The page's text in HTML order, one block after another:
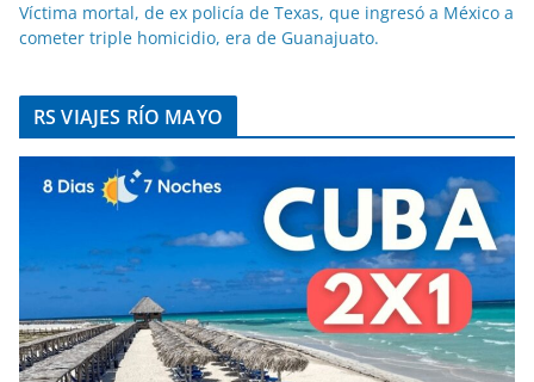
Víctima mortal, de ex policía de Texas, que ingresó a México a
cometer triple homicidio, era de Guanajuato.
RS VIAJES RÍO MAYO